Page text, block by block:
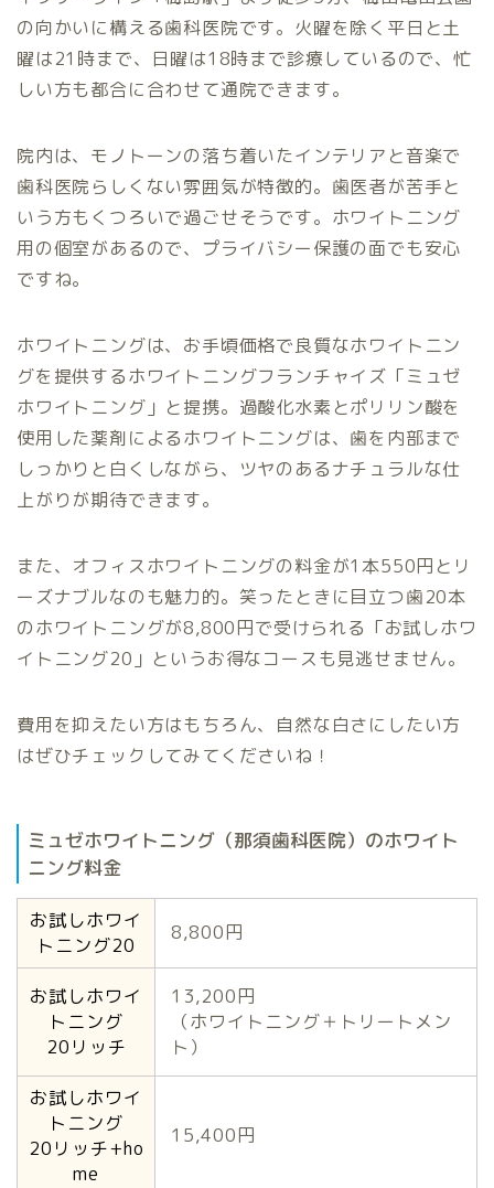
の向かいに構える歯科医院です。火曜を除く平日と土
曜は21時まで、日曜は18時まで診療しているので、忙
しい方も都合に合わせて通院できます。
院内は、モノトーンの落ち着いたインテリアと音楽で
歯科医院らしくない雰囲気が特徴的。歯医者が苦手と
いう方もくつろいで過ごせそうです。ホワイトニング
用の個室があるので、プライバシー保護の面でも安心
ですね。
ホワイトニングは、お手頃価格で良質なホワイトニン
グを提供するホワイトニングフランチャイズ「ミュゼ
ホワイトニング」と提携。過酸化水素とポリリン酸を
使用した薬剤によるホワイトニングは、歯を内部まで
しっかりと白くしながら、ツヤのあるナチュラルな仕
上がりが期待できます。
また、オフィスホワイトニングの料金が1本550円とリ
ーズナブルなのも魅力的。笑ったときに目立つ歯20本
のホワイトニングが8,800円で受けられる「お試しホワ
イトニング20」というお得なコースも見逃せません。
費用を抑えたい方はもちろん、自然な白さにしたい方
はぜひチェックしてみてくださいね！
ミュゼホワイトニング（那須歯科医院）のホワイト
ニング料金
お試しホワイ
トニング20
8,800円
お試しホワイ
トニング
20リッチ
13,200円
（ホワイトニング＋トリートメン
ト）
お試しホワイ
トニング
20リッチ+ho
me
15,400円